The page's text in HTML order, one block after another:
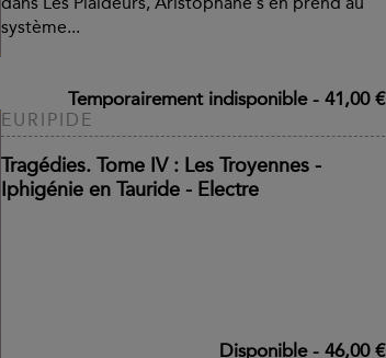
système...
Temporairement indisponible- 41,00 €
EURIPIDE
Tragédies. Tome IV : Les Troyennes -
Iphigénie en Tauride - Electre
Disponible- 46,00 €